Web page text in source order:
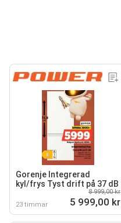
Gorenje Integrerad
kyl/frys Tyst drift på 37 dB
23 timmar
8 999,00 kr
5 999,00 kr